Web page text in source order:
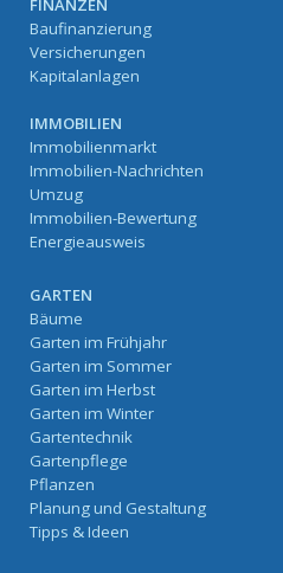
FINANZEN
Baufinanzierung
Versicherungen
Kapitalanlagen
IMMOBILIEN
Immobilienmarkt
Immobilien-Nachrichten
Umzug
Immobilien-Bewertung
Energieausweis
GARTEN
Bäume
Garten im Frühjahr
Garten im Sommer
Garten im Herbst
Garten im Winter
Gartentechnik
Gartenpflege
Pflanzen
Planung und Gestaltung
Tipps & Ideen